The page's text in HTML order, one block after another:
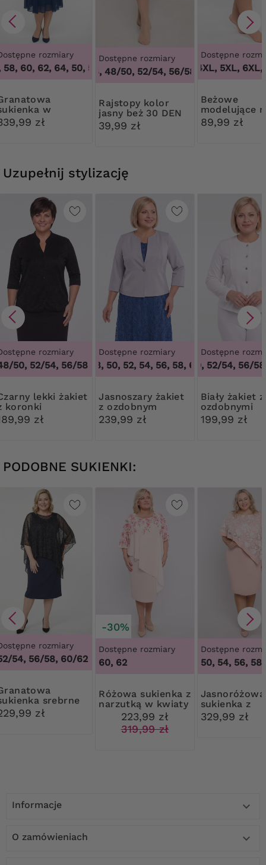
rozmiary
60, 62, 64,50, 54, 58, 60, 62, 64
w
wzór
zł
Dostępne rozmiary
44/46, 48/50, 52/54, 56/58, 60/62,44/46,
Rajstopy kolor
jasny beż 30 DEN
Ribessa
39,99 zł
Dostępne
3XL, 4XL, 5XL, 6XL,
Beżowe
modelujące
z wysokim
89,99 zł
Uzupełnij stylizację
rozmiary
50, 52/54, 56/58
koronki
zł
Dostępne rozmiary
46, 48, 50, 52, 54, 56, 58, 60, 62, 64,46,
Jasnoszary żakiet
z ozdobnym
guzikiem
239,99 zł
Dostępne
48/50, 52/54, 56/58,
Biały żakiet z
ozdobnymi
guzikami
199,99 zł
PODOBNE SUKIENKI:
rozmiary
54, 56/58, 60/62
srebrne
zł
-30%
Dostępne rozmiary
60, 62
Różowa sukienka z
narzutką w kwiaty
223,99 zł
319,99 zł
Dostępne
50, 54, 56, 58
Jasnoróżowa
sukienka z
ponczo
329,99 zł
Informacje 
O zamówieniach 